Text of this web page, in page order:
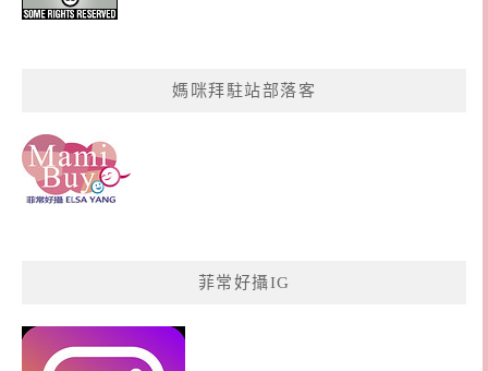
媽咪拜駐站部落客
菲常好攝IG